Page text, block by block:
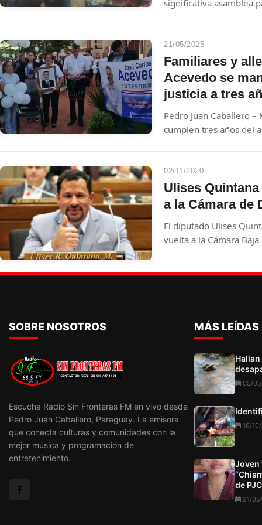
significativa asamblea
Carlos Bernardo,
simpatizantes y figuras
21/05/2025
Familiares y
Acevedo se
justicia a tres
Pedro Juan Caballero
cumplen tres años del
manifestación frente a
se encuentra el busto
02/11/2020
Ulises
a la Cámara de
El diputado Ulises
vuelta a la Cámara
SOBRE NOSOTROS
Escucha Radio Sin Fronteras FM en vivo desde
Pedro Juan Caballero, Paraguay. La emisora
que conecta culturas y comunidades con la
mejor música y programación de
entretenimiento.
MÁS LEÍDAS
05/
16/
Joven
de PJC
21/